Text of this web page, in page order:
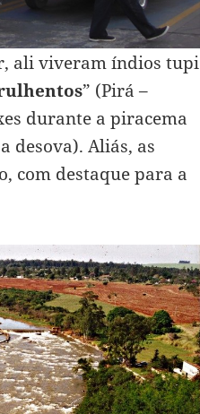
ali viveram índios tupi
” (Pirá –
durante a piracema
desova). Aliás, as
com destaque para a